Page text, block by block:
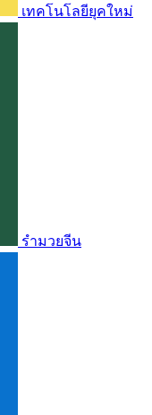
เทคโนโลยียุคใหม่
รำมวยจีน